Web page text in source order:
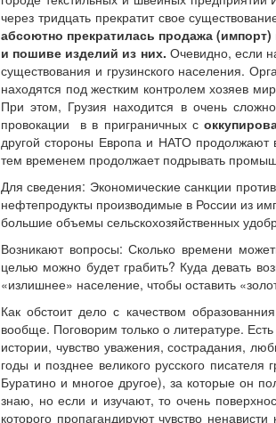
через тридцать прекратит свое
абсоютно прекратилась продажа
и пошиве изделий из них. Очевидно, если
существования и грузинского населения.
находятся под жестким контролем хозяев
При этом, Грузия находится в очень
провокации в в приграничных с
другой стороны Европа и НАТО
тем временем продолжает подрывать
Для сведения: Экономические санкции
нефтепродукты производимые в России из
большие объемы сельскохозяйственных
Возникают вопросы: Сколько времени
целью можно будет грабить? Куда девать
«излишнее» население, чтобы оставить
Как обстоит дело с качеством
вообще. Поговорим только о литературе.
истории, чувство уважения, сострадания,
годы и позднее великого русского
Буратино и многое другое), за которые он
знаю, но если и изучают, то очень
которого пропагандируют чувство